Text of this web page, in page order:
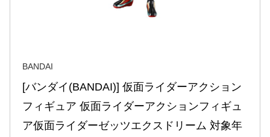
BANDAI
[バンダイ(BANDAI)] 仮面ライダーアクション
フィギュア 仮面ライダーアクションフィギュ
ア仮面ライダーゼッツエクスドリーム 対象年